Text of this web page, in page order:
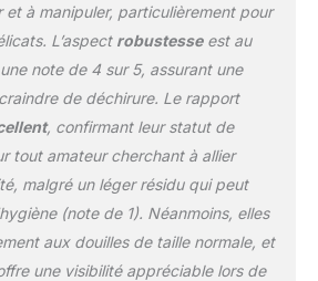
presser le glaçage, le
chocolat et le glaçage à
la crème au beurre pour
décorer les gâteaux, les
macarons, les cookies,
les cupcakes et les
pâtisseries, la garniture
de chocolat ajoutant des
détails fins à vos
desserts.
et à manipuler, particulièrement pour
L’aspect robustesseest au
note de 4 sur 5, assurant une
de déchirure. Le rapport
, confirmant leur statut de
tout amateur cherchant à allier
malgré un léger résidu qui peut
(note de 1). Néanmoins, elles
aux douilles de taille normale, et
une visibilité appréciable lors de